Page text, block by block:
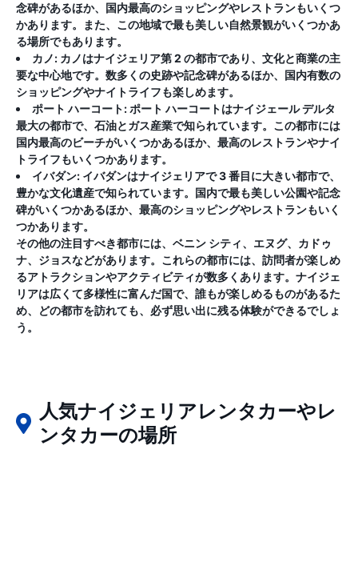
念碑があるほか、国内最高のショッピングやレストランもいくつ
かあります。また、この地域で最も美しい自然景観がいくつかあ
る場所でもあります。
カノ: カノはナイジェリア第 2 の都市であり、文化と商業の主
要な中心地です。数多くの史跡や記念碑があるほか、国内有数の
ショッピングやナイトライフも楽しめます。
ポート ハーコート:ポート ハーコートはナイジェール デルタ
最大の都市で、石油とガス産業で知られています。この都市には
国内最高のビーチがいくつかあるほか、最高のレストランやナイ
トライフもいくつかあります。
イバダン: イバダンはナイジェリアで 3 番目に大きい都市で、
豊かな文化遺産で知られています。国内で最も美しい公園や記念
碑がいくつかあるほか、最高のショッピングやレストランもいく
つかあります。
その他の注目すべき都市には、ベニン シティ、エヌグ、カドゥ
ナ、ジョスなどがあります。これらの都市には、訪問者が楽しめ
るアトラクションやアクティビティが数多くあります。ナイジェ
リアは広くて多様性に富んだ国で、誰もが楽しめるものがあるた
め、どの都市を訪れても、必ず思い出に残る体験ができるでしょ
う。
人気ナイジェリアレンタカーやレ
ンタカーの場所